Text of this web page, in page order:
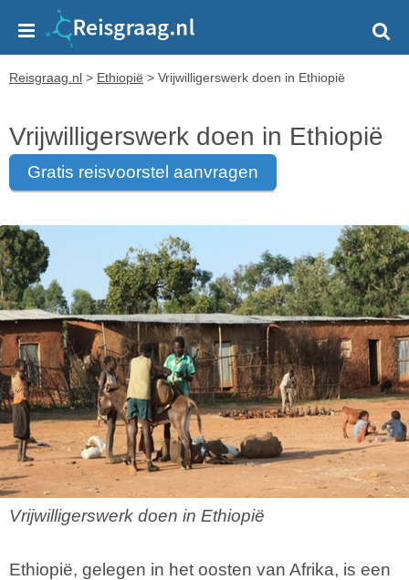
Reisgraag.nl > Ethiopië > Vrijwilligerswerk doen in Ethiopië
Vrijwilligerswerk doen in Ethiopië
gratis reisvoorstel aanvragen
Vrijwilligerswerk doen in Ethiopië
Ethiopië, gelegen in het oosten van Afrika, is een